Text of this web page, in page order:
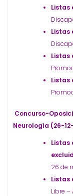
Listas
Listas
Listas
Listas
Concurso-
Neurología (26-
Listas
26 de
Listas
Libre